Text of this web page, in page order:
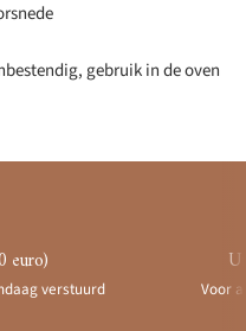
gebruik in de oven
euro)
verstuurd Voor